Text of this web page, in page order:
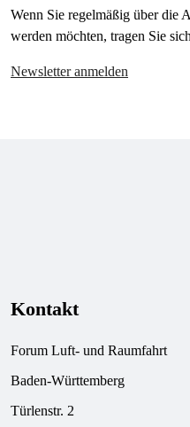
Wenn Sie regelmäßig über
werden möchten, tragen Sie
Newsletter anmelden
Kontakt
Forum Luft- und Raumfahrt
Baden-Württemberg
Türlenstr. 2